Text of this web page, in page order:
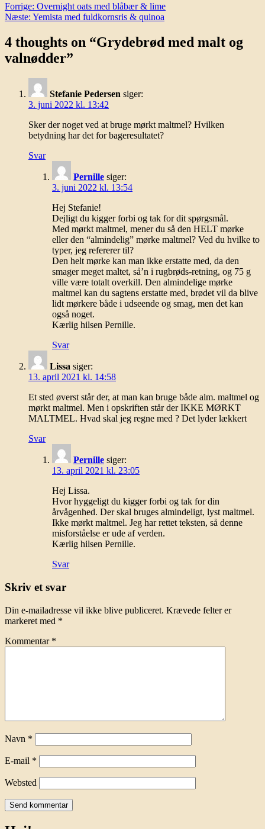
Indlægsnavigation
Forrige: Overnight oats med blåbær & lime
Næste: Yemista med fuldkornsris & quinoa
4 thoughts on “Grydebrød med malt og
valnødder”
Stefanie Pedersen siger:
3. juni 2022 kl. 13:42
Sker der noget ved at bruge mørkt maltmel? Hvilken
betydning har det for bageresultatet?
Svar
Pernille siger:
3. juni 2022 kl. 13:54
Hej Stefanie!
Dejligt du kigger forbi og tak for dit spørgsmål.
Med mørkt maltmel, mener du så den HELT mørke
eller den “almindelig” mørke maltmel? Ved du hvilke to
typer, jeg refererer til?
Den helt mørke kan man ikke erstatte med, da den
smager meget maltet, så’n i rugbrøds-retning, og 75 g
ville være totalt overkill. Den almindelige mørke
maltmel kan du sagtens erstatte med, brødet vil da blive
lidt mørkere både i udseende og smag, men det kan
også noget.
Kærlig hilsen Pernille.
Svar
Lissa siger:
13. april 2021 kl. 14:58
Et sted øverst står der, at man kan bruge både alm. maltmel og
mørkt maltmel. Men i opskriften står der IKKE MØRKT
MALTMEL. Hvad skal jeg regne med ? Det lyder lækkert
Svar
Pernille siger:
13. april 2021 kl. 23:05
Hej Lissa.
Hvor hyggeligt du kigger forbi og tak for din
årvågenhed. Der skal bruges almindeligt, lyst maltmel.
Ikke mørkt maltmel. Jeg har rettet teksten, så denne
misforståelse er ude af verden.
Kærlig hilsen Pernille.
Svar
Skriv et svar
Din e-mailadresse vil ikke blive publiceret. Krævede felter er
markeret med *
Kommentar *
Navn *
E-mail *
Websted